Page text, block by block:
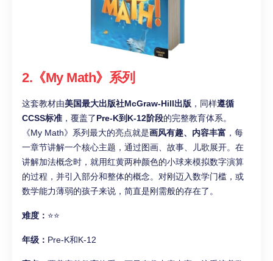
2.《My Math》系列
这套教材由美国最大出版社McGraw-Hill出版 ，同样遵循
CCSS标准 ，覆盖了Pre-K到K-12阶段的完整教育体系。
《My Math》系列最大的亮点就是画风有趣、内容丰富 ，每
一章节讲解一个核心主题，通过图画、故事、儿歌展开。在
讲解加法概念时，就用红黄两种颜色的小球来模拟数字演算
的过程，并引入部分和整体的概念。对刚迈入数学门槛，或
数学能力薄弱的孩子来说，简直是刚需般的存在了。
难度： ⭐⭐
年级： Pre-K和K-12